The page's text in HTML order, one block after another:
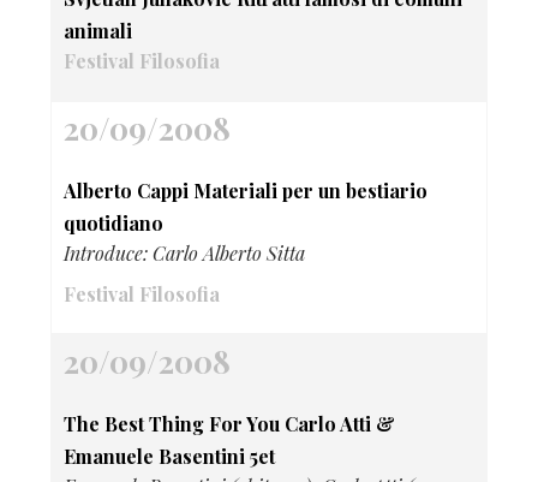
animali
Festival Filosofia
20/09/2008
Alberto Cappi Materiali per un bestiario
quotidiano
Introduce: Carlo Alberto Sitta
Festival Filosofia
20/09/2008
The Best Thing For You Carlo Atti &
Emanuele Basentini 5et